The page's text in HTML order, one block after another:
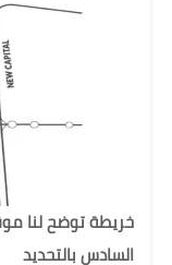
خريطة توضح لنا
السادس بالتحديد